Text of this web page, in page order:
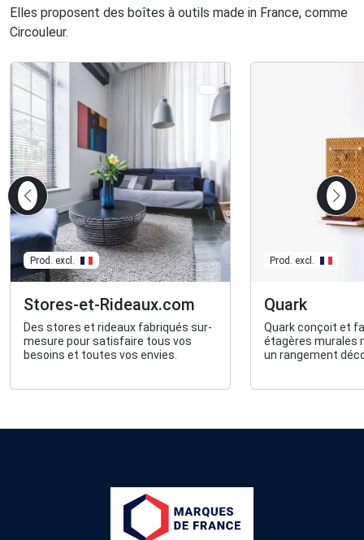
Elles proposent des boîtes à outils made in France, comme
Circouleur.
Prod. excl.
Stores-et-Rideaux.com
Des stores et rideaux fabriqués sur-
mesure pour satisfaire tous vos
besoins et toutes vos envies.
Prod. excl.
Quark
Quark conçoit et
étagères murales
un rangement